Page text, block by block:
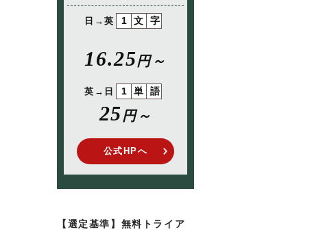
日→英 1文字
16.25円～
英→日 1単語
25円～
公式HPへ
【選定基準】無料トライア